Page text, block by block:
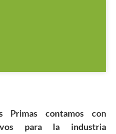
Primas contamos con
para la industria